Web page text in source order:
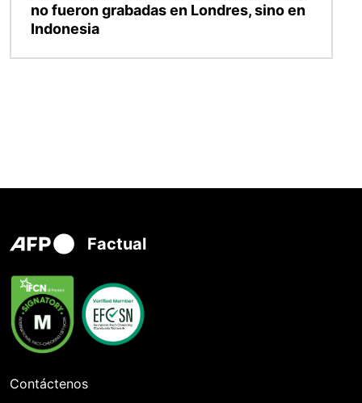
no fueron grabadas en Londres, sino en
Indonesia
Factual
Contáctenos